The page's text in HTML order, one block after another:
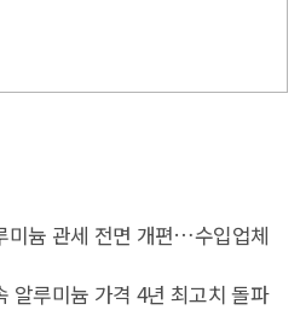
미늄 관세 전면 개편…수입업체
알루미늄 가격 4년 최고치 돌파